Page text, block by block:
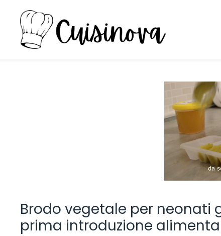
contenuto
Brodo vegetale per neonati
prima introduzione